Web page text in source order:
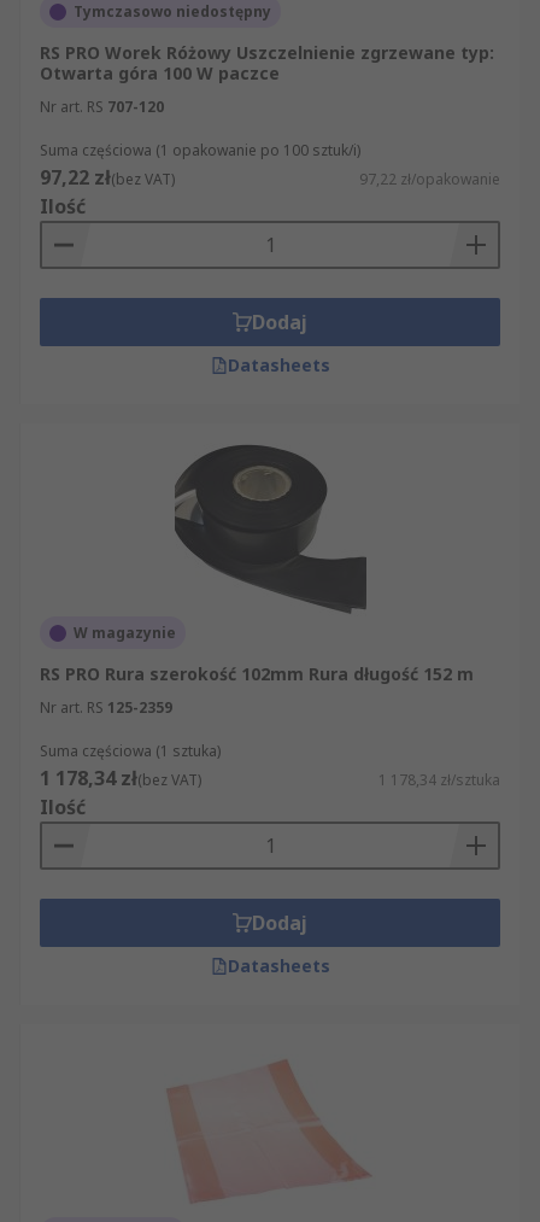
Tymczasowo niedostępny
RS PRO Worek Różowy Uszczelnienie zgrzewane typ:
Otwarta góra 100 W paczce
Nr art. RS 707-120
Suma częściowa (1 opakowanie po 100 sztuk/i)
97,22 zł(bez VAT) 97,22 zł/opakowanie
Ilość
Dodaj
Datasheets
W magazynie
RS PRO Rura szerokość 102mm Rura długość 152 m
Nr art. RS 125-2359
Suma częściowa (1 sztuka)
1 178,34 zł(bez VAT) 1 178,34 zł/sztuka
Ilość
Dodaj
Datasheets